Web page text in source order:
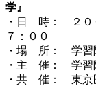
学』 ―聴
・日 時： ２０
７：００
・場 所： 学習
・主 催： 学習
・共 催： 東京